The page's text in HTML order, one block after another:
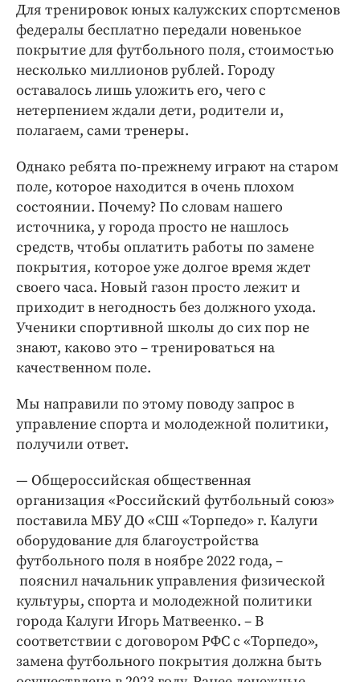
Для тренировок юных калужских спортсменов
федералы бесплатно передали новенькое
покрытие для футбольного поля, стоимостью
несколько миллионов рублей. Городу
оставалось лишь уложить его, чего с
нетерпением ждали дети, родители и,
полагаем, сами тренеры.
Однако ребята по-прежнему играют на старом
поле, которое находится в очень плохом
состоянии. Почему? По словам нашего
источника, у города просто не нашлось
средств, чтобы оплатить работы по замене
покрытия, которое уже долгое время ждет
своего часа. Новый газон просто лежит и
приходит в негодность без должного ухода.
Ученики спортивной школы до сих пор не
знают, каково это – тренироваться на
качественном поле.
Мы направили по этому поводу запрос в
управление спорта и молодежной политики,
получили ответ.
— Общероссийская общественная
организация «Российский футбольный союз»
поставила МБУ ДО «СШ «Торпедо» г. Калуги
оборудование для благоустройства
футбольного поля в ноябре 2022 года, –
пояснил начальник управления физической
культуры, спорта и молодежной политики
города Калуги Игорь Матвеенко. – В
соответствии с договором РФС с «Торпедо»,
замена футбольного покрытия должна быть